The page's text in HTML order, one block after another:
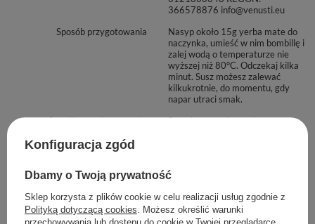
366578876 info@venusti.eu
Sposób przygotowania
Nasyp około 15g yerba mate do
naczynka, umieść w nim bombillę i
zalej wodą o temperaturze nie
wyższej niż 80°C. Odczekaj kilka
minut. Susz możesz zalewać
kilkukrotnie, do momentu, gdy
napar utraci smak.
Sposób przechowywania
Przechowywać w suchym,
Zobacz również
Konfiguracja zgód
Dbamy o Twoją prywatność
Sklep korzysta z plików cookie w celu realizacji usług zgodnie z
Polityką dotyczącą cookies. Możesz określić warunki